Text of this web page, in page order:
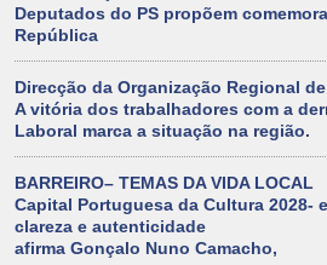
Deputados do PS propõem
República
Direcção da Organização Regional
A vitória dos trabalhadores com a
Laboral marca a situação na região.
BARREIRO– TEMAS DA VIDA LOCAL
Capital Portuguesa da Cultura 2028-
clareza e autenticidade
afirma Gonçalo Nuno Camacho,